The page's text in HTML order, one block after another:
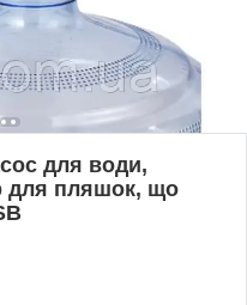
для води,
для пляшок, що